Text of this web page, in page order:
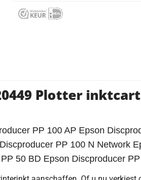
Plotter
PP 100 AP Epson
PP 100 N Network
50 BD Epson Discproducer